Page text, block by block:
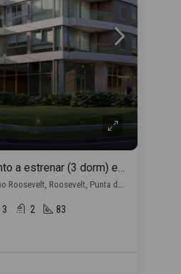
Venta apartamento a estrenar (3 dorm) en Punta del Este con financiación propia
Avenida Franklin Delano Roosevelt, Roosevelt, Punta del Este
3 2 83